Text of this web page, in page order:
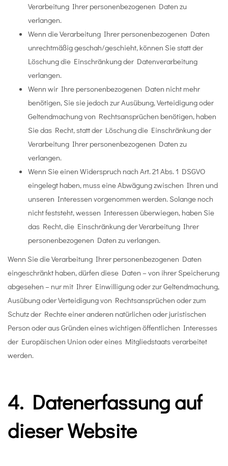
Verarbeitung Ihrer personenbezogenen Daten zu
verlangen.
Wenn die Verarbeitung Ihrer personenbezogenen Daten
unrechtmäßig geschah/geschieht, können Sie statt der
Löschung die Einschränkung der Datenverarbeitung
verlangen.
Wenn wir Ihre personenbezogenen Daten nicht mehr
benötigen, Sie sie jedoch zur Ausübung, Verteidigung oder
Geltendmachung von Rechtsansprüchen benötigen, haben
Sie das Recht, statt der Löschung die Einschränkung der
Verarbeitung Ihrer personenbezogenen Daten zu
verlangen.
Wenn Sie einen Widerspruch nach Art. 21 Abs. 1 DSGVO
eingelegt haben, muss eine Abwägung zwischen Ihren und
unseren Interessen vorgenommen werden. Solange noch
nicht feststeht, wessen Interessen überwiegen, haben Sie
das Recht, die Einschränkung der Verarbeitung Ihrer
personenbezogenen Daten zu verlangen.
Wenn Sie die Verarbeitung Ihrer personenbezogenen Daten
eingeschränkt haben, dürfen diese Daten – von ihrer Speicherung
abgesehen – nur mit Ihrer Einwilligung oder zur Geltendmachung,
Ausübung oder Verteidigung von Rechtsansprüchen oder zum
Schutz der Rechte einer anderen natürlichen oder juristischen
Person oder aus Gründen eines wichtigen öffentlichen Interesses
der Europäischen Union oder eines Mitgliedstaats verarbeitet
werden.
4. Datenerfassung auf
dieser Website